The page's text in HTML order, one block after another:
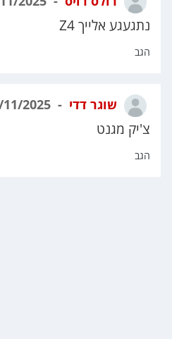
נתגעגע אלייך Z4
הגב
שוגר דדי
צ'יק מגנט
הגב